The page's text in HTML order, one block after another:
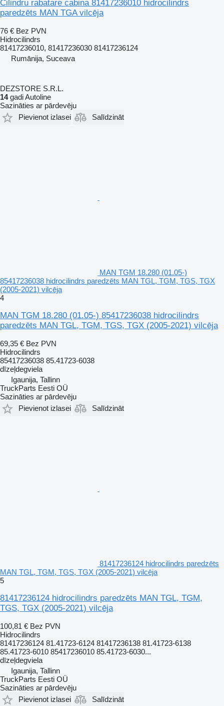
Cilindru rabatare cabina 81417236010 hidrocilindrs
paredzēts MAN TGA vilcēja
76 € Bez PVN
Hidrocilindrs
81417236010, 81417236030 81417236124
Rumānija, Suceava
DEZSTORE S.R.L.
14gadi Autoline
Sazināties ar pārdevēju
Pievienot izlasei
Salīdzināt
MAN TGM 18.280 (01.05-)
85417236038 hidrocilindrs paredzēts MAN TGL, TGM, TGS, TGX
(2005-2021) vilcēja
4
MAN TGM 18.280 (01.05-) 85417236038 hidrocilindrs
paredzēts MAN TGL, TGM, TGS, TGX (2005-2021) vilcēja
69,35 € Bez PVN
Hidrocilindrs
85417236038 85.41723-6038
dīzeļdegviela
Igaunija, Tallinn
TruckParts Eesti OÜ
Sazināties ar pārdevēju
Pievienot izlasei
Salīdzināt
81417236124 hidrocilindrs paredzēts
MAN TGL, TGM, TGS, TGX (2005-2021) vilcēja
5
81417236124 hidrocilindrs paredzēts MAN TGL, TGM,
TGS, TGX (2005-2021) vilcēja
100,81 € Bez PVN
Hidrocilindrs
81417236124 81.41723-6124 81417236138 81.41723-6138
85.41723-6010 85417236010 85.41723-6030...
dīzeļdegviela
Igaunija, Tallinn
TruckParts Eesti OÜ
Sazināties ar pārdevēju
Pievienot izlasei
Salīdzināt